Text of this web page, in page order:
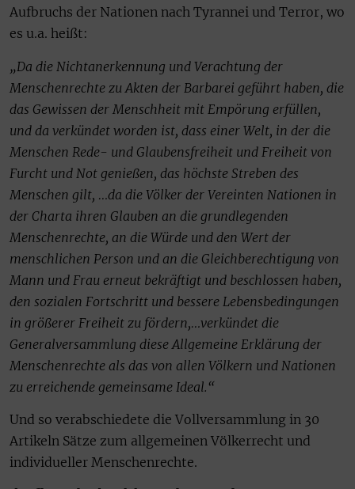
Aufbruchs der Nationen nach Tyrannei und Terror, wo
es u.a. heißt:
„Da die Nichtanerkennung und Verachtung der
Menschenrechte zu Akten der Barbarei geführt haben, die
das Gewissen der Menschheit mit Empörung erfüllen,
und da verkündet worden ist, dass einer Welt, in der die
Menschen Rede- und Glaubensfreiheit und Freiheit von
Furcht und Not genießen, das höchste Streben des
Menschen gilt, …da die Völker der Vereinten Nationen in
der Charta ihren Glauben an die grundlegenden
Menschenrechte, an die Würde und den Wert der
menschlichen Person und an die Gleichberechtigung von
Mann und Frau erneut bekräftigt und beschlossen haben,
den sozialen Fortschritt und bessere Lebensbedingungen
in größerer Freiheit zu fördern,…verkündet die
Generalversammlung diese Allgemeine Erklärung der
Menschenrechte als das von allen Völkern und Nationen
zu erreichende gemeinsame Ideal.“
Und so verabschiedete die Vollversammlung in 30
Artikeln Sätze zum allgemeinen Völkerrecht und
individueller Menschenrechte.